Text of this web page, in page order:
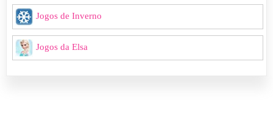
Jogos de Inverno
Jogos da Elsa